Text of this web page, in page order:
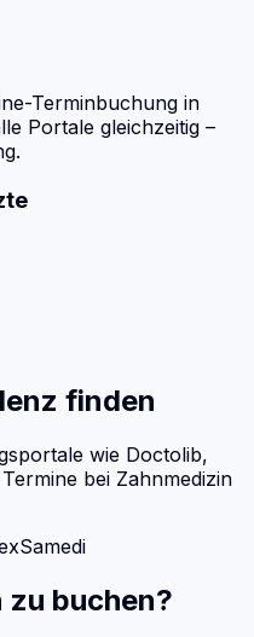
Terminbuchung in
Portale gleichzeitig –
finden
wie Doctolib,
bei Zahnmedizin
Samedi
zu buchen?